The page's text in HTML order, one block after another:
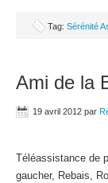
Tag: Sérénité
Ami de la
19 avril 2012 par
Téléassistance de
gaucher, Rebais,